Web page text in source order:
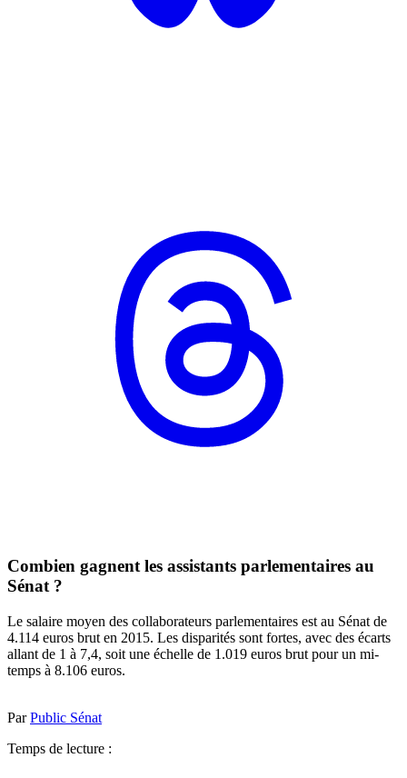
Combien gagnent les assistants parlementaires au
Sénat ?
Le salaire moyen des collaborateurs parlementaires est au Sénat de
4.114 euros brut en 2015. Les disparités sont fortes, avec des écarts
allant de 1 à 7,4, soit une échelle de 1.019 euros brut pour un mi-
temps à 8.106 euros.
ParPublic Sénat
Temps de lecture :